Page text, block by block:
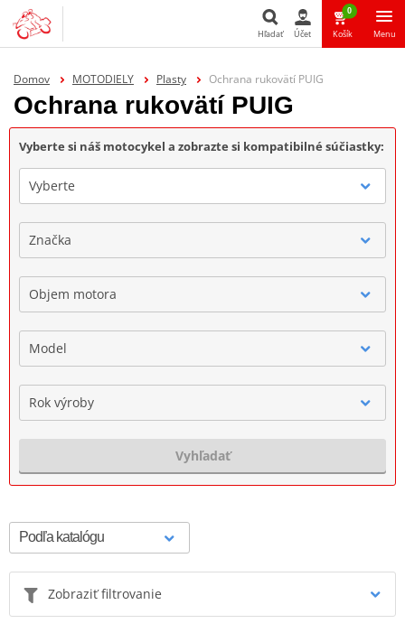
Hľadať Účet
0
Košík Menu
Domov MOTODIELY Plasty Ochrana rukovätí PUIG
Ochrana rukovätí PUIG
Vyberte si náš motocykel a zobrazte si kompatibilné súčiastky:
Vyberte
Značka
Objem motora
Model
Rok výroby
Vyhľadať
Zobraziť filtrovanie